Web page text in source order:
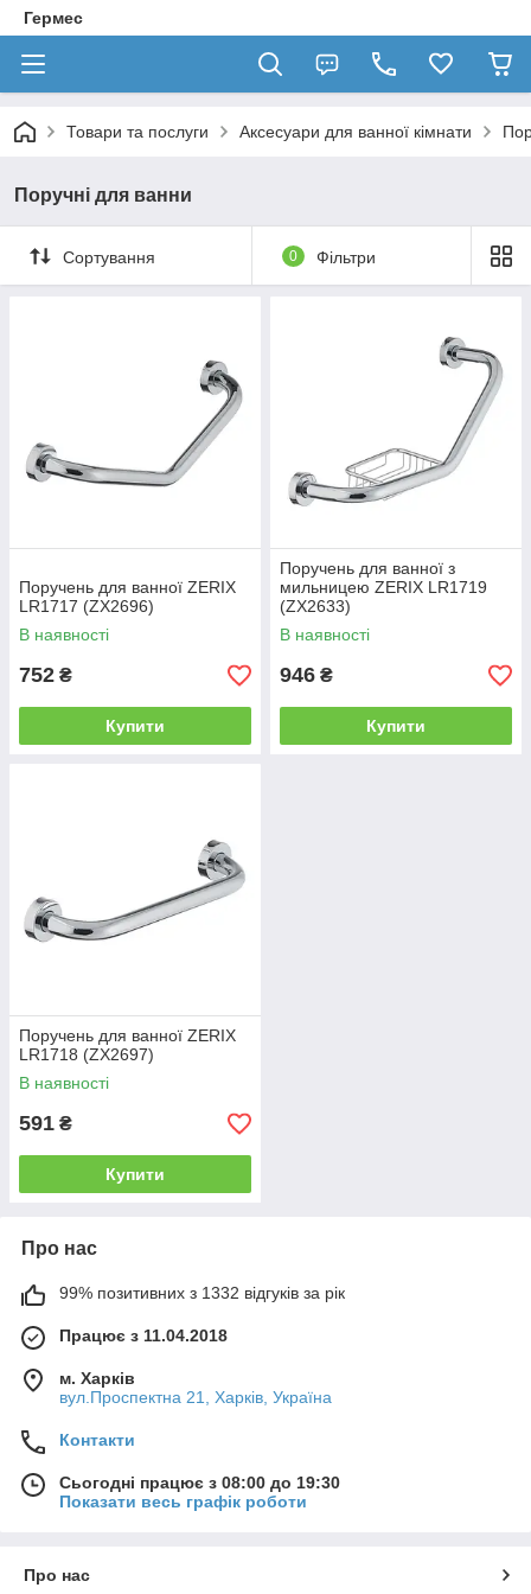
Гермес
Товари та послуги Аксесуари для ванної кімнати
Поручні для ванни
Сортування 0 Фільтри
Поручень для ванної ZERIX
LR1717 (ZX2696)
В наявності
752 ₴
Купити
Поручень для ванної з
мильницею ZERIX LR1719
(ZX2633)
В наявності
946 ₴
Купити
Поручень для ванної ZERIX
LR1718 (ZX2697)
В наявності
591 ₴
Купити
Про нас
99% позитивних з 1332 відгуків за рік
Працює з 11.04.2018
м. Харків
вул.Проспектна 21, Харків, Україна
Контакти
Сьогодні працює з 08:00 до 19:30
Показати весь графік роботи
Про нас